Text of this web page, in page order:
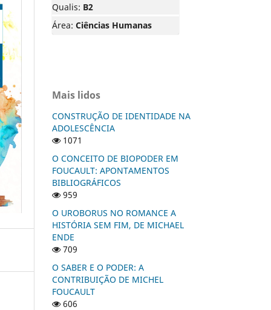
Qualis: B2
Área: Ciências Humanas
Mais lidos
CONSTRUÇÃO DE IDENTIDADE NA
ADOLESCÊNCIA
1071
O CONCEITO DE BIOPODER EM
FOUCAULT: APONTAMENTOS
BIBLIOGRÁFICOS
959
O UROBORUS NO ROMANCE A
HISTÓRIA SEM FIM, DE MICHAEL
ENDE
709
O SABER E O PODER: A
CONTRIBUIÇÃO DE MICHEL
FOUCAULT
606